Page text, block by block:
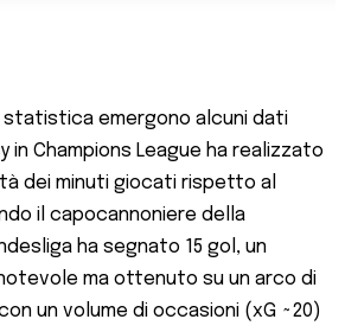
statistica emergono alcuni dati
in Champions League ha realizzato
dei minuti giocati rispetto al
il capocannoniere della
ha segnato 15 gol, un
ma ottenuto su un arco di
un volume di occasioni (xG ~20)